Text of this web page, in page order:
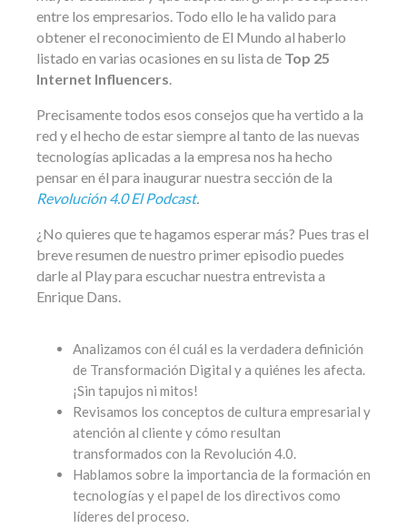
entre los empresarios. Todo ello le ha valido para
obtener el reconocimiento de El Mundo al haberlo
listado en varias ocasiones en su lista de Top 25
Internet Influencers.
Precisamente todos esos consejos que ha vertido a la
red y el hecho de estar siempre al tanto de las nuevas
tecnologías aplicadas a la empresa nos ha hecho
pensar en él para inaugurar nuestra sección de la
Revolución 4.0 El Podcast.
¿No quieres que te hagamos esperar más? Pues tras el
breve resumen de nuestro primer episodio puedes
darle al Play para escuchar nuestra entrevista a
Enrique Dans.
Analizamos con él cuál es la verdadera definición
de Transformación Digital y a quiénes les afecta.
¡Sin tapujos ni mitos!
Revisamos los conceptos de cultura empresarial y
atención al cliente y cómo resultan
transformados con la Revolución 4.0.
Hablamos sobre la importancia de la formación en
tecnologías y el papel de los directivos como
líderes del proceso.